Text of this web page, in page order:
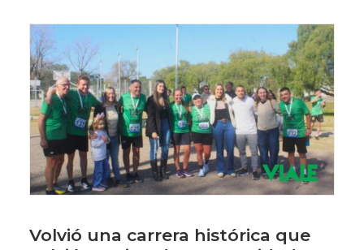
Volvió una carrera histórica que